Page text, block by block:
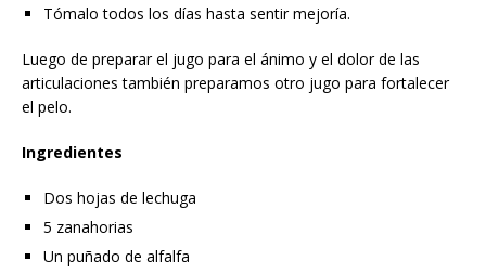
Tómalo todos los días hasta sentir mejoría.
Luego de preparar el jugo para el ánimo y el dolor de las
articulaciones también preparamos otro jugo para fortalecer
el pelo.
Ingredientes
Dos hojas de lechuga
5 zanahorias
Un puñado de alfalfa